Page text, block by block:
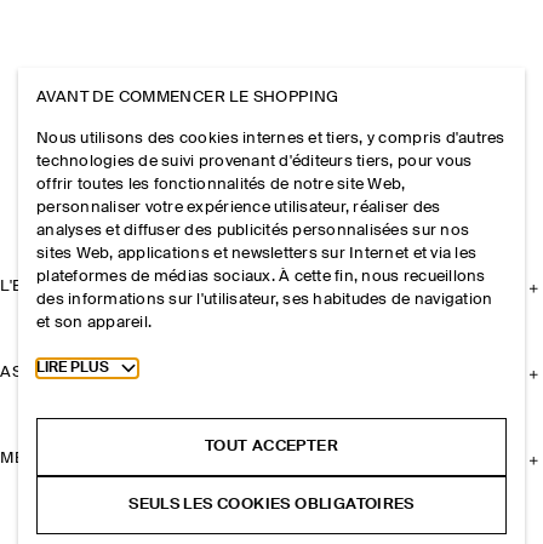
L'ENTREPRISE
ASSISTANCE
MENTIONS LÉGALES
AVANT DE COMMENCER LE SHOPPING
Nous utilisons des cookies internes et tiers, y compris d'autres
technologies de suivi provenant d'éditeurs tiers, pour vous
offrir toutes les fonctionnalités de notre site Web,
personnaliser votre expérience utilisateur, réaliser des
analyses et diffuser des publicités personnalisées sur nos
sites Web, applications et newsletters sur Internet et via les
plateformes de médias sociaux. À cette fin, nous recueillons
des informations sur l'utilisateur, ses habitudes de navigation
et son appareil.
Toggle more cookie information
LIRE PLUS
TOUT ACCEPTER
SEULS LES COOKIES OBLIGATOIRES